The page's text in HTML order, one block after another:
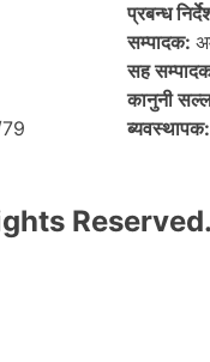
प्रबन्ध
सम्पादक:
सह
कानुनी
Reserved.